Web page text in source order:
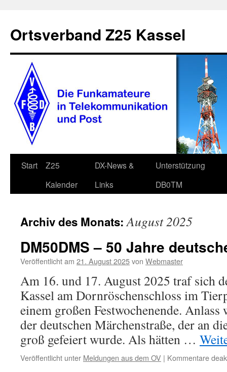
springen
Ortsverband Z25 Kassel
Start
Z25
Kalender
DX-News &
Links
Unterstützung
DB0TM
Archiv des Monats:August 2025
DM50DMS – 50 Jahre
Veröffentlicht am 21. August 2025von Webmaster
Am 16. und 17. August 2025 traf sich
Kassel am Dornröschenschloss im
einem großen Festwochenende. Anlass
der deutschen Märchenstraße, der an
groß gefeiert wurde. Als hätten …
Veröffentlicht unter Meldungen aus dem OV | Kommentare